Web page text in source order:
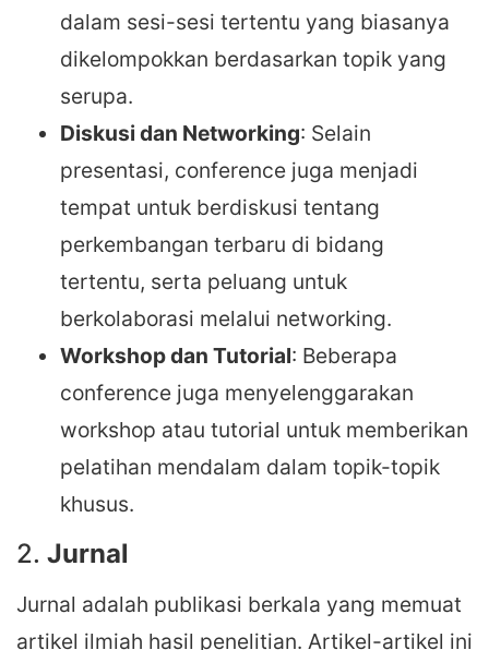
dalam sesi-sesi tertentu yang biasanya
dikelompokkan berdasarkan topik yang
serupa.
Diskusi dan Networking: Selain
presentasi, conference juga menjadi
tempat untuk berdiskusi tentang
perkembangan terbaru di bidang
tertentu, serta peluang untuk
berkolaborasi melalui networking.
Workshop dan Tutorial: Beberapa
conference juga menyelenggarakan
workshop atau tutorial untuk memberikan
pelatihan mendalam dalam topik-topik
khusus.
2. Jurnal
Jurnal adalah publikasi berkala yang memuat
artikel ilmiah hasil penelitian. Artikel-artikel ini